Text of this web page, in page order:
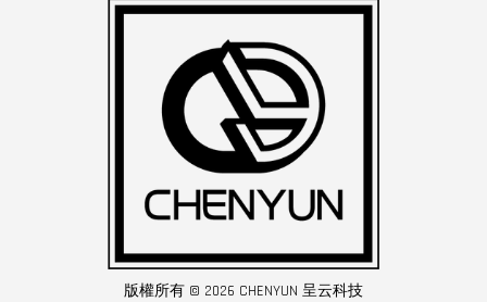
版權所有 © 2026 CHENYUN 呈云科技